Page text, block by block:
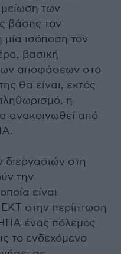
των
βάσης τον
ισόποση τον
βασική
αποφάσεων στο
θα είναι, εκτός
η
ανακοινωθεί από
στη
την
είναι
στην περίπτωση
ένας πόλεμος
το ενδεχόμενο